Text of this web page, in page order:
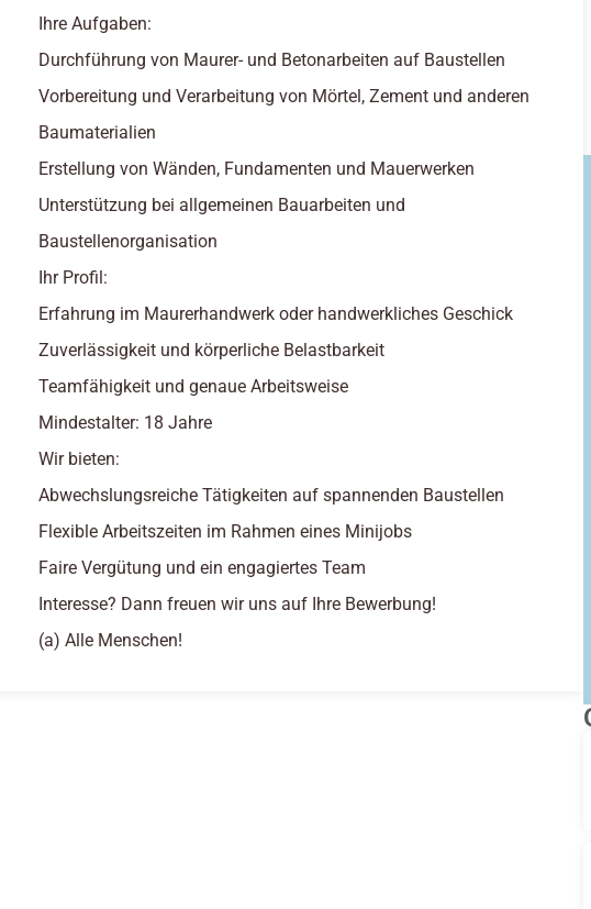
Ihre Aufgaben:
Durchführung von Maurer- und Betonarbeiten auf Baustellen
Vorbereitung und Verarbeitung von Mörtel, Zement und anderen
Baumaterialien
Erstellung von Wänden, Fundamenten und Mauerwerken
Unterstützung bei allgemeinen Bauarbeiten und
Baustellenorganisation
Ihr Profil:
Erfahrung im Maurerhandwerk oder handwerkliches Geschick
Zuverlässigkeit und körperliche Belastbarkeit
Teamfähigkeit und genaue Arbeitsweise
Mindestalter: 18 Jahre
Wir bieten:
Abwechslungsreiche Tätigkeiten auf spannenden Baustellen
Flexible Arbeitszeiten im Rahmen eines Minijobs
Faire Vergütung und ein engagiertes Team
Interesse? Dann freuen wir uns auf Ihre Bewerbung!
(a) Alle Menschen!